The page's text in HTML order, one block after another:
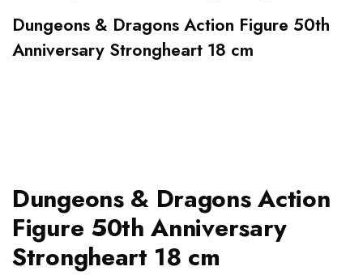
Dungeons & Dragons Action Figure 50th
Anniversary Strongheart 18 cm
Dungeons & Dragons Action
Figure 50th Anniversary
Strongheart 18 cm